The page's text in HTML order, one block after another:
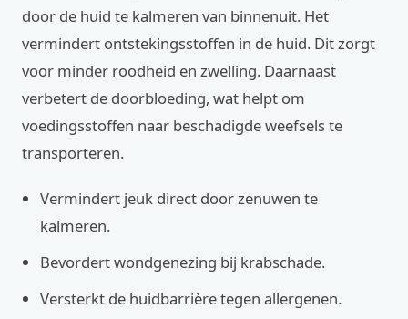
door de huid te kalmeren van binnenuit. Het
vermindert ontstekingsstoffen in de huid. Dit zorgt
voor minder roodheid en zwelling. Daarnaast
verbetert de doorbloeding, wat helpt om
voedingsstoffen naar beschadigde weefsels te
transporteren.
Vermindert jeuk direct door zenuwen te
kalmeren.
Bevordert wondgenezing bij krabschade.
Versterkt de huidbarrière tegen allergenen.